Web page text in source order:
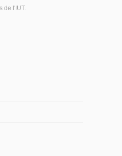
de l'IUT.